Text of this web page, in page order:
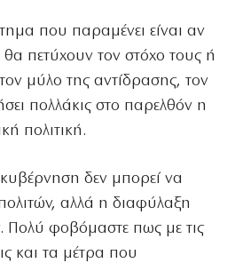
που παραμένει είναι αν
πετύχουν τον στόχο τους ή
μύλο της αντίδρασης, τον
πολλάκις στο παρελθόν η
πολιτική.
δεν μπορεί να
αλλά η διαφύλαξη
Πολύ φοβόμαστε πως με τις
και τα μέτρα που